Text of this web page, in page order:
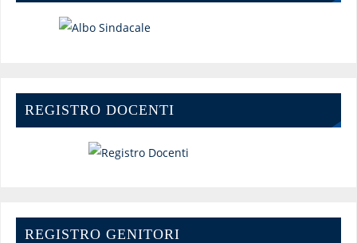
REGISTRO DOCENTI
REGISTRO GENITORI